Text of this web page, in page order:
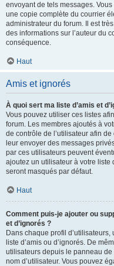
envoyant de tels messages.
une copie complète du courrier
administrateur du forum. Il est
des informations sur l’auteur du
conséquence.
Haut
Amis et ignorés
À quoi sert ma liste d’amis et
Vous pouvez utiliser ces listes
forum. Les membres ajoutés à
de contrôle de l’utilisateur afin
leur envoyer des messages
par ces utilisateurs peuvent
ajoutez un utilisateur à votre liste
seront masqués par défaut.
Haut
Comment puis-je ajouter ou
et d’ignorés ?
Dans chaque profil
liste d’amis ou d’ignorés. De
utilisateurs depuis le panneau
nom d’utilisateur. Vous pouvez